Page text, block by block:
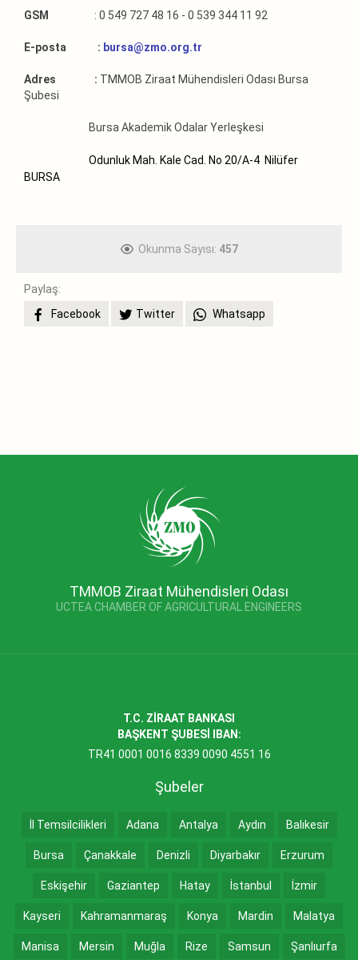
GSM : 0 549 727 48 16 - 0 539 344 11 92
E-posta : bursa@zmo.org.tr
Adres : TMMOB Ziraat Mühendisleri Odası Bursa
Şubesi
Bursa Akademik Odalar Yerleşkesi
Odunluk Mah. Kale Cad. No 20/A-4 Nilüfer
BURSA
Okunma Sayısı: 457
Paylaş:
Facebook
Twitter Whatsapp
TMMOB Ziraat Mühendisleri Odası
UCTEA CHAMBER OF AGRICULTURAL ENGINEERS
T.C. ZİRAAT BANKASI
BAŞKENT ŞUBESİ IBAN:
TR41 0001 0016 8339 0090 4551 16
Şubeler
İl Temsilcilikleri Adana Antalya Aydın Balıkesir
Bursa Çanakkale Denizli Diyarbakır Erzurum
Eskişehir Gaziantep Hatay İstanbul İzmir
Kayseri Kahramanmaraş Konya Mardin Malatya
Manisa Mersin Muğla Rize Samsun Şanlıurfa